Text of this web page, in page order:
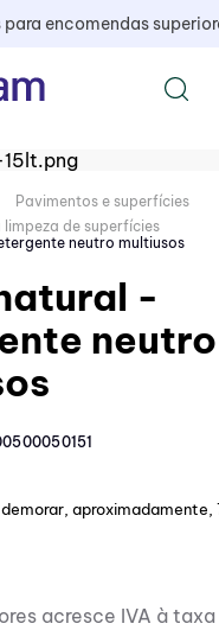
encomendas
Pavimentos e superfícies
de superfícies
neutro multiusos
-
neutro
aproximadamente,
acresce IVA à